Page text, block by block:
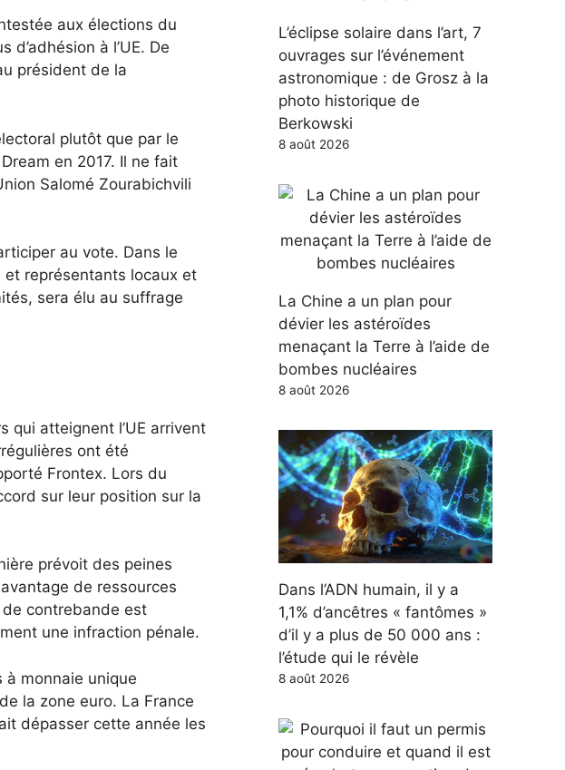
aux élections du
à l’UE. De
président de la
plutôt que par le
en 2017. Il ne fait
Salomé Zourabichvili
au vote. Dans le
représentants locaux et
sera élu au suffrage
qui atteignent l’UE arrivent
ont été
Frontex. Lors du
sur leur position sur la
prévoit des peines
de ressources
contrebande est
une infraction pénale.
à monnaie unique
la zone euro. La France
dépasser cette année les
L’éclipse solaire dans l’art, 7
ouvrages sur l’événement
astronomique : de Grosz à la
photo historique de
Berkowski
8 août 2026
La Chine a un plan pour
dévier les astéroïdes
menaçant la Terre à l’aide de
bombes nucléaires
8 août 2026
Dans l’ADN humain, il y a
1,1% d’ancêtres « fantômes »
d’il y a plus de 50 000 ans :
l’étude qui le révèle
8 août 2026